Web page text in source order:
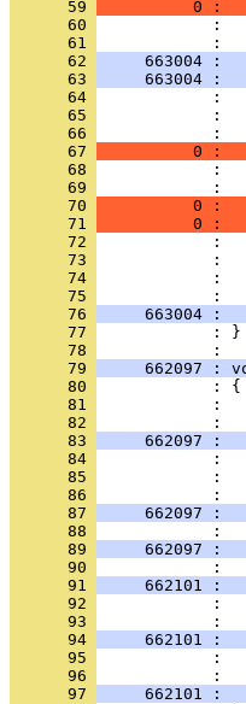
      59
0 :
      60
      61
      62
663004 :
      63
663004 :
      64
      65
      66
      67
0 :
      68
      69
      70
0 :
      71
0 :
      72
      73
      74
      75
      76
663004 :
      77
            : }
      78
      79
662097 :
      80
      81
      82
      83
662097 :
      84
      85
      86
      87
662097 :
      88
      89
662097 :
      90
      91
662101 :
      92
      93
      94
662101 :
      95
      96
      97
662101 :